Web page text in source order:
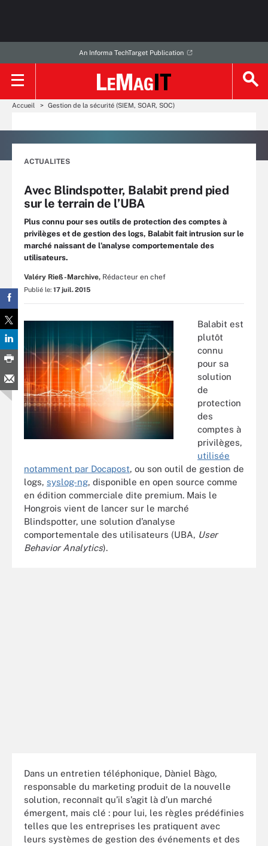
An Informa TechTarget Publication
Accueil Gestion de la sécurité (SIEM, SOAR, SOC)
ACTUALITES
Avec Blindspotter, Balabit prend pied
sur le terrain de l’UBA
Plus connu pour ses outils de protection des comptes à
privilèges et de gestion des logs, Balabit fait intrusion sur le
marché naissant de l’analyse comportementale des
utilisateurs.
Valéry Rieß-Marchive, Rédacteur en chef
Publié le: 17 juil. 2015
Balabit est
plutôt
connu
pour sa
solution
de
protection
des
comptes à
privilèges,
utilisée
notamment par Docapost, ou son outil de gestion de
logs, syslog-ng, disponible en open source comme
en édition commerciale dite premium. Mais le
Hongrois vient de lancer sur le marché
Blindspotter, une solution d’analyse
comportementale des utilisateurs (UBA, User
Behavior Analytics).
Dans un entretien téléphonique, Dàniel Bàgo,
responsable du marketing produit de la nouvelle
solution, reconnaît qu’il s’agit là d’un marché
émergent, mais clé : pour lui, les règles prédéfinies
telles que les entreprises les pratiquent avec
leurs systèmes de gestion des événements et des